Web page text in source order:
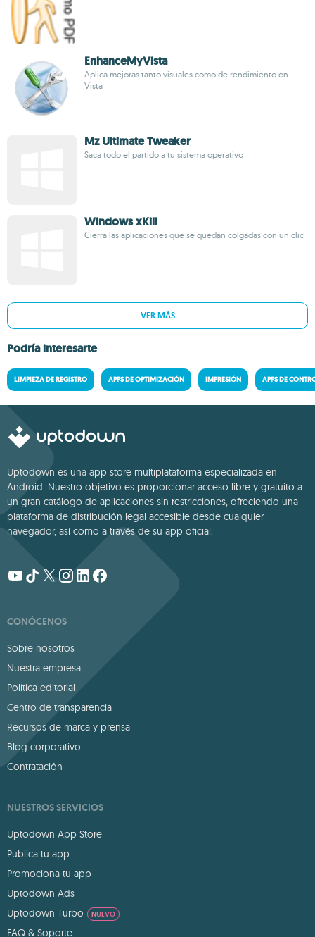
EnhanceMyVista
Aplica mejoras tanto visuales como de rendimiento en
Vista
Mz Ultimate Tweaker
Saca todo el partido a tu sistema operativo
Windows xKill
Cierra las aplicaciones que se quedan colgadas con un clic
VER MÁS
Podría interesarte
LIMPIEZA DE REGISTRO APPS DE OPTIMIZACIÓN IMPRESIÓN APPS DE
Uptodown es una app store multiplataforma especializada en
Android. Nuestro objetivo es proporcionar acceso libre y gratuito a
un gran catálogo de aplicaciones sin restricciones, ofreciendo una
plataforma de distribución legal accesible desde cualquier
navegador, así como a través de su app oficial.
CONÓCENOS
Sobre nosotros
Nuestra empresa
Política editorial
Centro de transparencia
Recursos de marca y prensa
Blog corporativo
Contratación
NUESTROS SERVICIOS
Uptodown App Store
Publica tu app
Promociona tu app
Uptodown Ads
Uptodown Turbo
NUEVO
FAQ & Soporte